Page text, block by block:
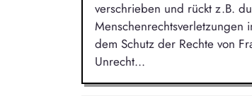
verschrieben und rückt z.B.
Menschenrechtsverletzungen
dem Schutz der Rechte von
Unrecht...